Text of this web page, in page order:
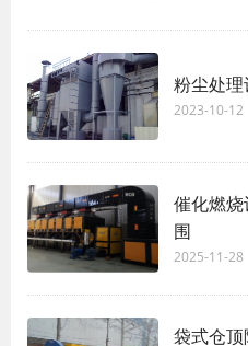
粉尘处
2023-10-12
催化燃
围
2025-11-28
袋式仓